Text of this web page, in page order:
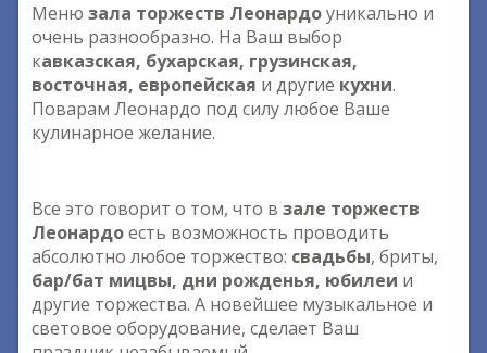
Меню зала торжеств Леонардоуникально и
очень разнообразно. На Ваш выбор
кавказская, бухарская, грузинская,
восточная, европейская и другие кухни.
Поварам Леонардо под силу любое Ваше
кулинарное желание.
Все это говорит о том, что в зале торжеств
Леонардоесть возможность проводить
абсолютно любое торжество: свадьбы, бриты,
бар/бат мицвы, дни рожденья, юбилеи и
другие торжества. А новейшее музыкальное и
световое оборудование, сделает Ваш